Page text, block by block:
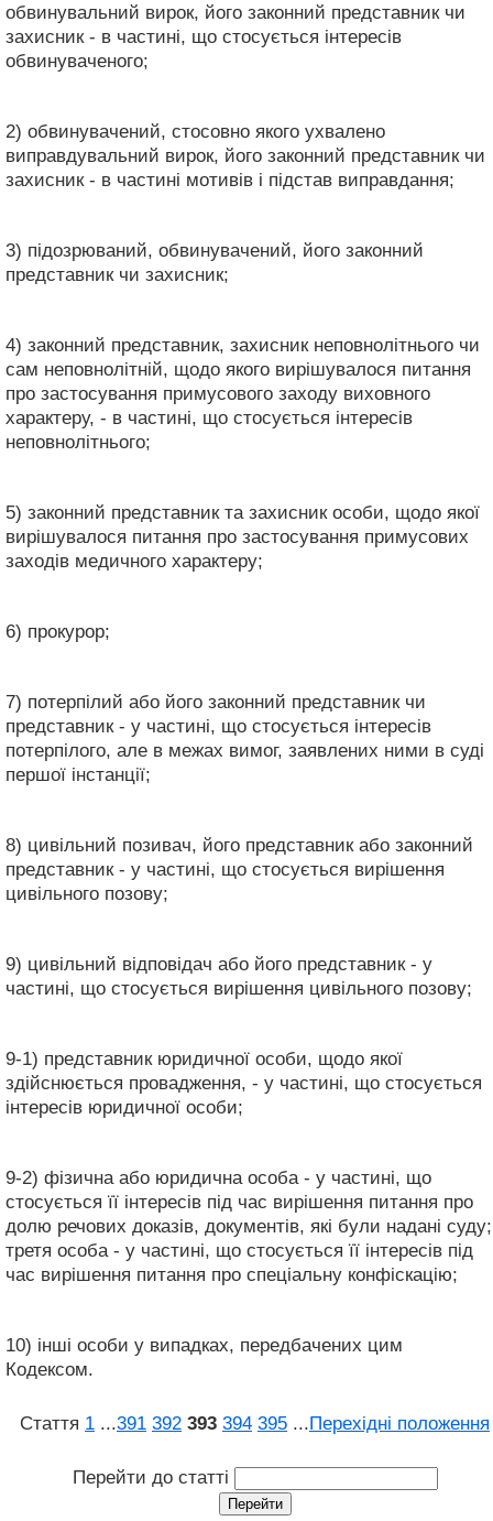
обвинувальний вирок, його законний представник чи
захисник - в частині, що стосується інтересів
обвинуваченого;
2) обвинувачений, стосовно якого ухвалено
виправдувальний вирок, його законний представник чи
захисник - в частині мотивів і підстав виправдання;
3) підозрюваний, обвинувачений, його законний
представник чи захисник;
4) законний представник, захисник неповнолітнього чи
сам неповнолітній, щодо якого вирішувалося питання
про застосування примусового заходу виховного
характеру, - в частині, що стосується інтересів
неповнолітнього;
5) законний представник та захисник особи, щодо якої
вирішувалося питання про застосування примусових
заходів медичного характеру;
6) прокурор;
7) потерпілий або його законний представник чи
представник - у частині, що стосується інтересів
потерпілого, але в межах вимог, заявлених ними в суді
першої інстанції;
8) цивільний позивач, його представник або законний
представник - у частині, що стосується вирішення
цивільного позову;
9) цивільний відповідач або його представник - у
частині, що стосується вирішення цивільного позову;
9-1) представник юридичної особи, щодо якої
здійснюється провадження, - у частині, що стосується
інтересів юридичної особи;
9-2) фізична або юридична особа - у частині, що
стосується її інтересів під час вирішення питання про
долю речових доказів, документів, які були надані суду;
третя особа - у частині, що стосується її інтересів під
час вирішення питання про спеціальну конфіскацію;
10) інші особи у випадках, передбачених цим
Кодексом.
Стаття 1 ...391 392 393 394 395 ...Перехідні положення
Перейти до статті